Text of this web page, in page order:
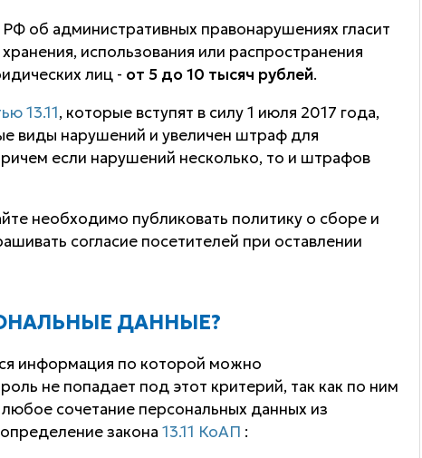
об административных правонарушениях гласит
использования или распространения
лиц - от 5 до 10 тысяч рублей.
13.11, которые вступят в силу 1 июля 2017 года,
виды нарушений и увеличен штраф для
если нарушений несколько, то и штрафов
необходимо публиковать политику о сборе и
согласие посетителей при оставлении
ДАННЫЕ?
информация по которой можно
не попадает под этот критерий, так как по ним
сочетание персональных данных из
закона 13.11 КоАП :